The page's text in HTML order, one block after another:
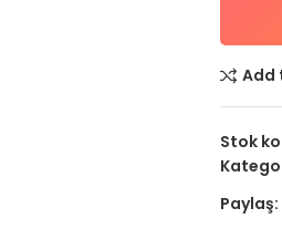
Add
Stok
Paylaş: